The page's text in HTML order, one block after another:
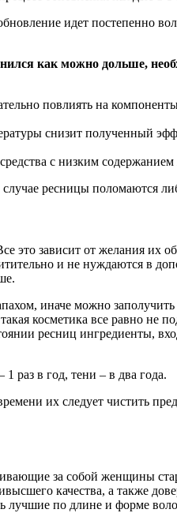
идет постепенно
как можно дольше,
повлиять на
снизит полученный
с низким
ресницы поломаются
зависит от желания их
и не нуждаются в
иначе можно
косметика все равно не
ресниц ингредиенты,
раз в год, тени – в два года.
их следует чистить
за собой женщины
качества, а также
лучшие по длине и форме